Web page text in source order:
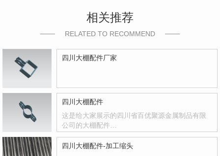
相关推荐
RELATED TO RECOMMEND
四川大棚配件厂家
四川大棚配件
这是给大家展示的四川省百优聚源金属制品有限
公司的大棚配件…
四川大棚配件-加工缩头